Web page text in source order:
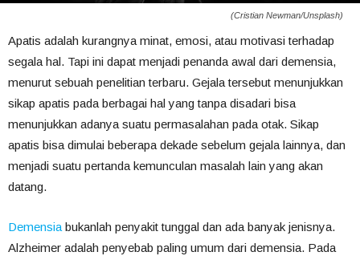
(Cristian Newman/Unsplash)
Apatis adalah kurangnya minat, emosi, atau motivasi terhadap
segala hal. Tapi ini dapat menjadi penanda awal dari demensia,
menurut sebuah penelitian terbaru. Gejala tersebut menunjukkan
sikap apatis pada berbagai hal yang tanpa disadari bisa
menunjukkan adanya suatu permasalahan pada otak. Sikap
apatis bisa dimulai beberapa dekade sebelum gejala lainnya, dan
menjadi suatu pertanda kemunculan masalah lain yang akan
datang.
Demensia bukanlah penyakit tunggal dan ada banyak jenisnya.
Alzheimer adalah penyebab paling umum dari demensia. Pada